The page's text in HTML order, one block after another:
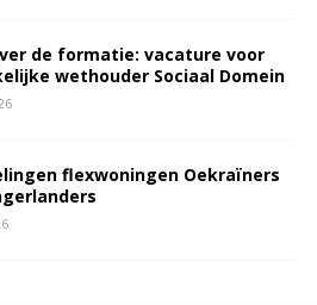
de formatie: vacature voor
wethouder Sociaal Domein
flexwoningen Oekraïners